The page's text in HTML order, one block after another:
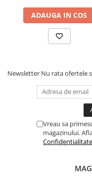
ADAUGA IN COS
Newsletter Nu rata ofertele
Vreau sa
magazinului.
Confidentialitate